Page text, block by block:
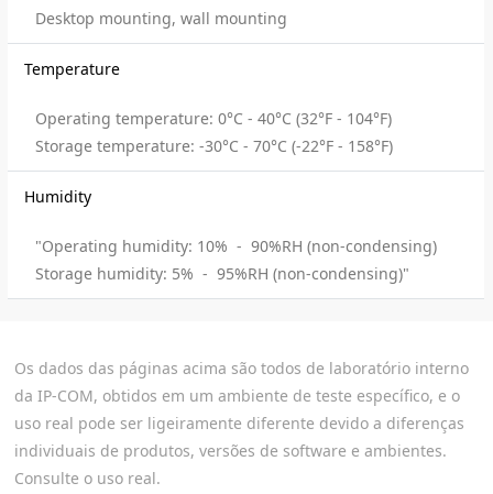
Desktop mounting, wall mounting
Temperature
Operating temperature: 0°C - 40°C (32°F - 104°F)
Storage temperature: -30°C - 70°C (-22°F - 158°F)
Humidity
"Operating humidity: 10% - 90%RH (non-condensing)
Storage humidity: 5% - 95%RH (non-condensing)"
Os dados das páginas acima são todos de laboratório interno
da IP-COM, obtidos em um ambiente de teste específico, e o
uso real pode ser ligeiramente diferente devido a diferenças
individuais de produtos, versões de software e ambientes.
Consulte o uso real.